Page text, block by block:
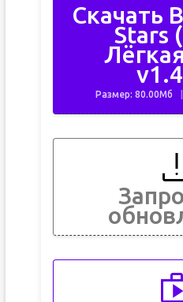
Скачать
Stars
Размер: 80.00Мб